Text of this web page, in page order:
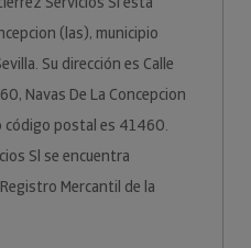
(las), municipio
Su dirección es Calle
Navas De La Concepcion
código postal es 41460.
Sl se encuentra
Mercantil de la